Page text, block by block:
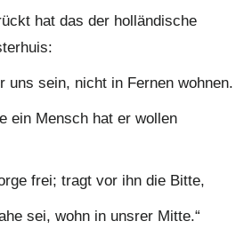
hat das der holländische
uns sein, nicht in Fernen wohnen.
ein Mensch hat er wollen
frei; tragt vor ihn die Bitte,
sei, wohn in unsrer Mitte.“